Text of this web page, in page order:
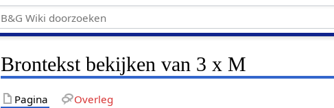
Brontekst bekijken van 3 x M
Pagina Overleg